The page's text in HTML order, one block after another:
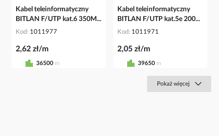
Kabel teleinformatyczny
BITLAN F/UTP kat.6 350M...
Kod 1011977
2,62 zł/m
36500 m
Kabel teleinformatyczny
BITLAN F/UTP kat.5e 200...
Kod 1011971
2,05 zł/m
39650 m
Pokaż więcej